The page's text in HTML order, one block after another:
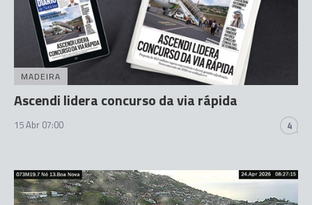
MADEIRA
Ascendi lidera concurso da via rápida
15 Abr 07:00 4